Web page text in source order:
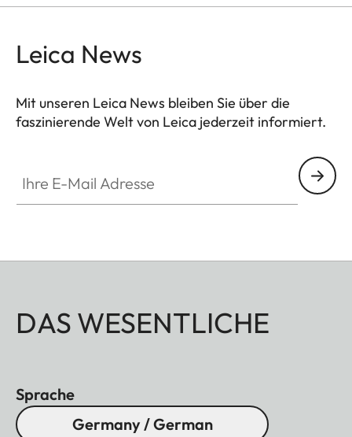
Leica News
Mit unseren Leica News bleiben Sie über die
faszinierende Welt von Leica jederzeit informiert.
DAS WESENTLICHE
Sprache
Germany / German